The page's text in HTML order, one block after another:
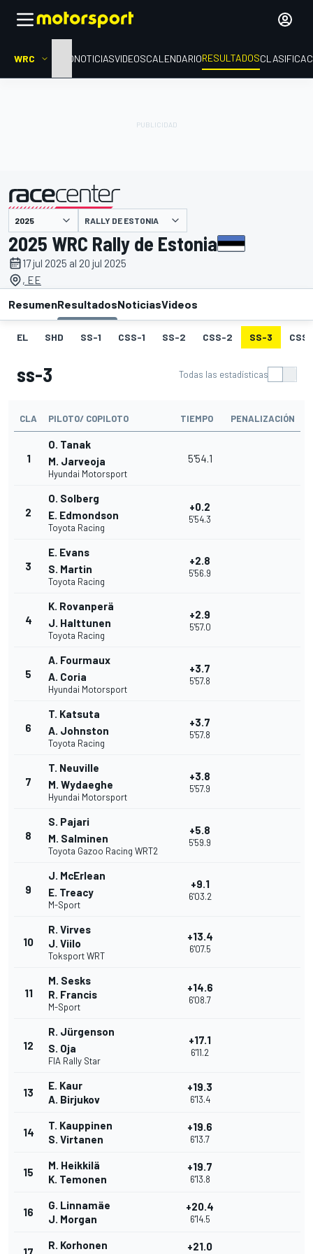
WRC INICIONOTICIASVIDEOSCALENDARIORESULTADOS
presentado por RALLY DE ESTONIA
2025 WRC Rally de Estonia
17 jul 2025 al 20 jul 2025
, EE
ResumenResultadosNoticiasVideos
EL SHD SS-1 CSS-1 SS-2 CSS-2 SS-3
ss-3 Todas las estadísticas
CLA PILOTO/ COPILOTO TIEMPO PENALIZACIÓN
1
O. Tanak
M. Jarveoja
Hyundai Motorsport
5'54.1
2
O. Solberg
E. Edmondson
Toyota Racing
+0.2
5'54.3
3
E. Evans
S. Martin
Toyota Racing
+2.8
5'56.9
4
K. Rovanperä
J. Halttunen
Toyota Racing
+2.9
5'57.0
5
A. Fourmaux
A. Coria
Hyundai Motorsport
+3.7
5'57.8
6
T. Katsuta
A. Johnston
Toyota Racing
+3.7
5'57.8
7
T. Neuville
M. Wydaeghe
Hyundai Motorsport
+3.8
5'57.9
8
S. Pajari
M. Salminen
Toyota Gazoo Racing WRT2
+5.8
5'59.9
9
J. McErlean
E. Treacy
M-Sport
+9.1
6'03.2
10
R. Virves
J. Viilo
Toksport WRT
+13.4
6'07.5
11
M. Sesks
R. Francis
M-Sport
+14.6
6'08.7
12
R. Jürgenson
S. Oja
FIA Rally Star
+17.1
6'11.2
13
E. Kaur
A. Birjukov
+19.3
6'13.4
14
T. Kauppinen
S. Virtanen
+19.6
6'13.7
15
M. Heikkilä
K. Temonen
+19.7
6'13.8
16
G. Linnamäe
J. Morgan
+20.4
6'14.5
R. Korhonen
+21.0